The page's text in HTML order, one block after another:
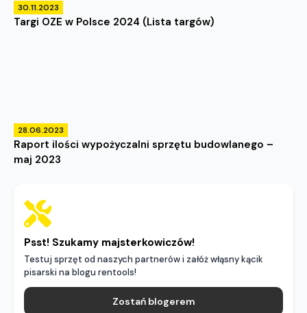
30.11.2023
Targi OZE w Polsce 2024 (Lista targów)
28.06.2023
Raport ilości wypożyczalni sprzętu budowlanego –
maj 2023
Psst! Szukamy majsterkowiczów!
Testuj sprzęt od naszych partnerów i załóż włąsny kącik
pisarski na blogu rentools!
Zostań blogerem